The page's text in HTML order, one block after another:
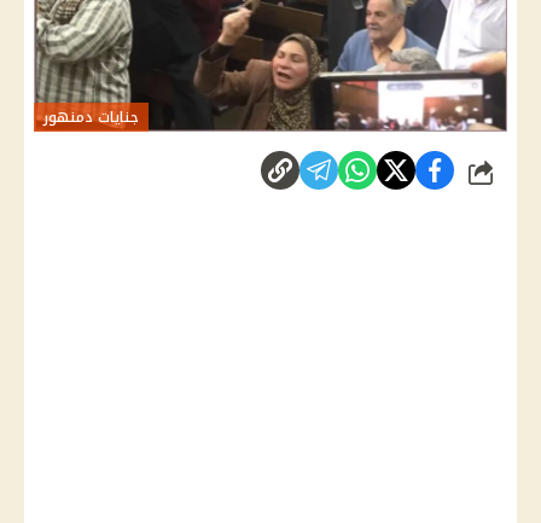
جنايات دمنهور
شارك